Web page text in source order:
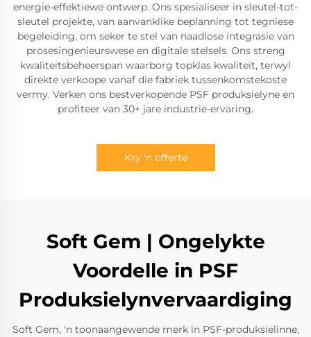
energie-effektiewe ontwerp. Ons spesialiseer in sleutel-tot-
sleutel projekte, van aanvanklike beplanning tot tegniese
begeleiding, om seker te stel van naadlose integrasie van
prosesingenieurswese en digitale stelsels. Ons streng
kwaliteitsbeheerspan waarborg topklas kwaliteit, terwyl
direkte verkoope vanaf die fabriek tussenkomstekoste
vermy. Verken ons bestverkopende PSF produksielyne en
profiteer van 30+ jare industrie-ervaring.
Kry 'n offerte
Soft Gem | Ongelykte
Voordelle in PSF
Produksielynvervaardiging
Soft Gem, 'n toonaangewende merk in PSF-produksielinne,